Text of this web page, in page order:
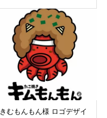
きむもんもん様 ロゴデザイ